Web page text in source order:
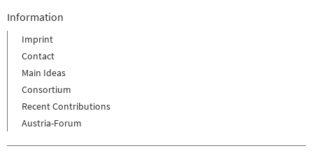
Information
Imprint
Contact
Main Ideas
Consortium
Recent Contributions
Austria-Forum